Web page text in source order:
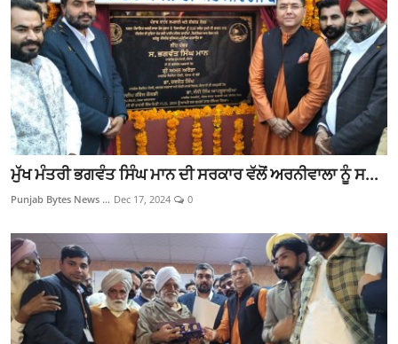
Contact
ਹਰਿਆਣਾ-ਹਿਮਾਚਲ
ਨੈਸ਼ਨਲ/ਇੰਡੀਆ
ਦੇਸ਼-ਦੁਨੀਆ
ਕੈਰੀਅਰ/ਐਜੂਕੇਸ਼ਨ
ਬਦਲੀਆ ਅਤੇ ਨਿਯੁਕਤੀਆਂ
English Website
ਮੁੱਖ ਮੰਤਰੀ ਭਗਵੰਤ ਸਿੰਘ ਮਾਨ ਦੀ ਸਰਕਾਰ ਵੱਲੋਂ ਅਰਨੀਵਾਲਾ ਨੂੰ ਸ...
Punjab Bytes News ... Dec 17, 2024 0